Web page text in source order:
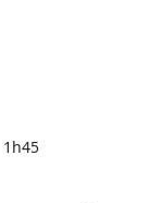
1h45